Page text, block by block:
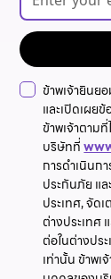
ข้าพเจ้ายินย
และเปิดเผย
ข้าพเจ้าตาม
บริษัทที่
การดำเนินก
ประกันภัย แ
ประเทศ, จัด
ต่างประเทศ
ต่อในต่างปร
เท่านั้น ข้าพเ